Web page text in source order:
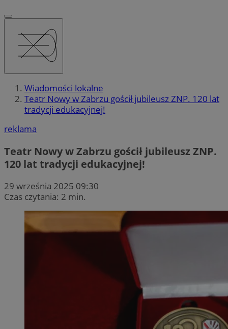
Wiadomości lokalne
Teatr Nowy w Zabrzu gościł jubileusz ZNP. 120 lat
tradycji edukacyjnej!
reklama
Teatr Nowy w Zabrzu gościł jubileusz ZNP.
120 lat tradycji edukacyjnej!
29 września 2025 09:30
Czas czytania: 2 min.